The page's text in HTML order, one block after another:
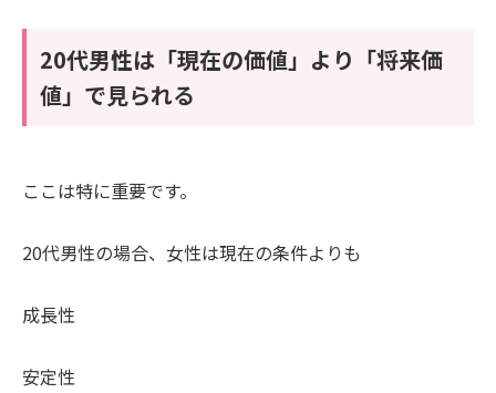
20代男性は「現在の価値」より「将来価
値」で見られる
ここは特に重要です。
20代男性の場合、女性は現在の条件よりも
成長性
安定性